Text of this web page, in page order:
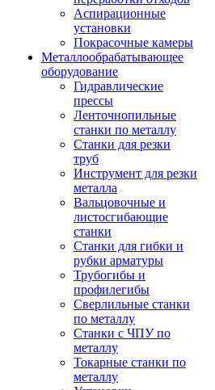
Аспирационные
установки
Покрасочные камеры
Металлообрабатывающее
оборудование
Гидравлические
прессы
Ленточнопильные
станки по металлу
Станки для резки
труб
Инструмент для резки
металла
Вальцовочные и
листосгибающие
станки
Станки для гибки и
рубки арматуры
Трубогибы и
профилегибы
Сверлильные станки
по металлу
Станки с ЧПУ по
металлу
Токарные станки по
металлу